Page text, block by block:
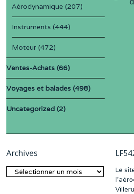
Aérodynamique (207)
Instruments (444)
Moteur (472)
Ventes-Achats (66)
Voyages et balades (498)
Uncategorized (2)
Archives
Archives
Le